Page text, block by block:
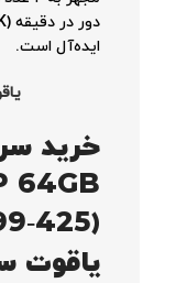
ایده‌آل است.
64GB
یاقوت